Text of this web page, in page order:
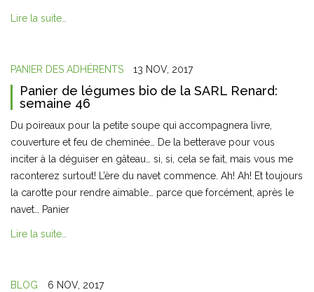
Lire la suite…
PANIER DES ADHÉRENTS 13 NOV, 2017
Panier de légumes bio de la SARL Renard:
semaine 46
Du poireaux pour la petite soupe qui accompagnera livre,
couverture et feu de cheminée… De la betterave pour vous
inciter à la déguiser en gâteau… si, si, cela se fait, mais vous me
raconterez surtout! L’ère du navet commence. Ah! Ah! Et toujours
la carotte pour rendre aimable… parce que forcément, après le
navet… Panier
Lire la suite…
BLOG 6 NOV, 2017